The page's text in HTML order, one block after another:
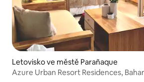
Letovisko ve městě Parañaque
Azure Urban Resort Residences,